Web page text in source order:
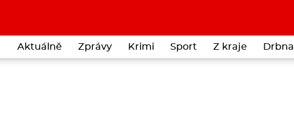
Aktuálně Zprávy Krimi Sport Z kraje Drbna